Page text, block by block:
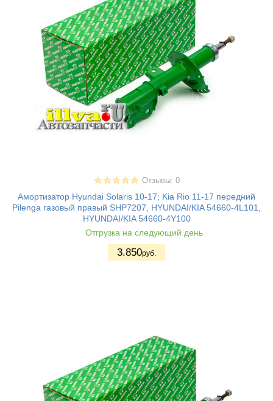
Отзывы: 0
Амортизатор Hyundai Solaris 10-17; Kia Rio 11-17 передний
Pilenga газовый правый SHP7207, HYUNDAI/KIA 54660-4L101,
HYUNDAI/KIA 54660-4Y100
Отгрузка на следующий день
3.850руб.